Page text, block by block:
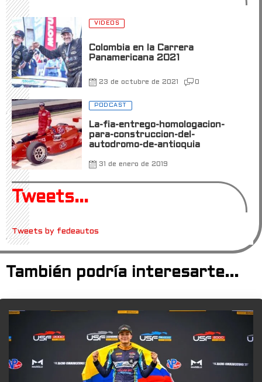
VIDEOS
Colombia en la Carrera
Panamericana 2021
23 de octubre de 2021 0
PODCAST
La-fia-entrego-homologacion-
para-construccion-del-
autodromo-de-antioquia
31 de enero de 2019
Tweets...
Tweets by fedeautos
También podría interesarte...